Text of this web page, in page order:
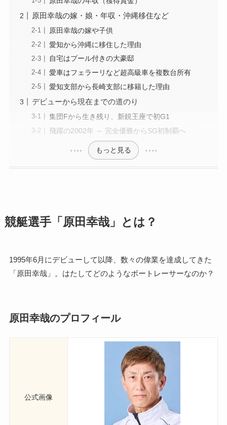
原田幸哉の嫁・娘・年収・沖縄移住など
原田幸哉の嫁や子供
愛知から沖縄に移住した理由
自宅はプール付きの大豪邸
愛車はフェラーリなど超高級車を複数台所有
愛知支部から長崎支部に移籍した理由
デビューから現在までの道のり
集団Fから生き残り、新鋭王座で初G1
飛躍の2002年 ～ 完全優勝からSG初制覇へ
もっと見る
競艇選手「原田幸哉」とは？
1995年6月にデビューして以降、数々の偉業を達成してきた
「原田幸哉」。はたしてどのようなボートレーサーなのか？
原田幸哉のプロフィール
公式画像